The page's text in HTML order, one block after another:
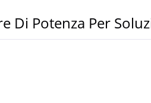
Di Potenza Per